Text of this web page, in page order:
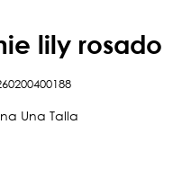
lily rosado